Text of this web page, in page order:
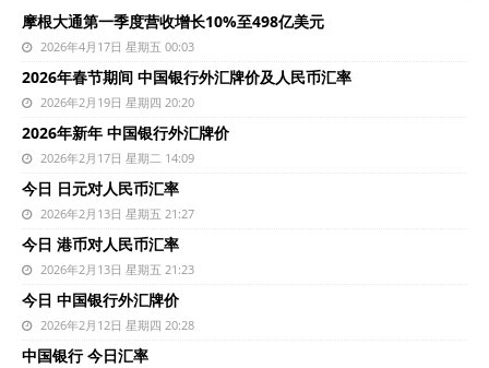
摩根大通第一季度营收增长10%至498亿美元
2026年4月17日 星期五 00:03
2026年春节期间 中国银行外汇牌价及人民币汇率
2026年2月19日 星期四 20:20
2026年新年 中国银行外汇牌价
2026年2月17日 星期二 14:09
今日 日元对人民币汇率
2026年2月13日 星期五 21:27
今日 港币对人民币汇率
2026年2月13日 星期五 21:23
今日 中国银行外汇牌价
2026年2月12日 星期四 20:28
中国银行 今日汇率